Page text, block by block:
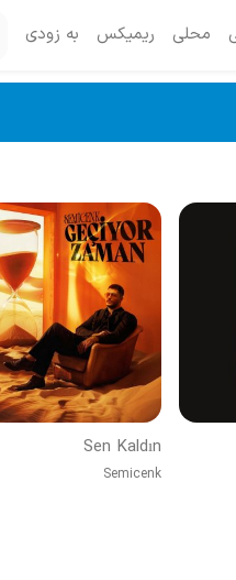
محلی ریمیکس به زودی
Sen Kaldın
Semicenk